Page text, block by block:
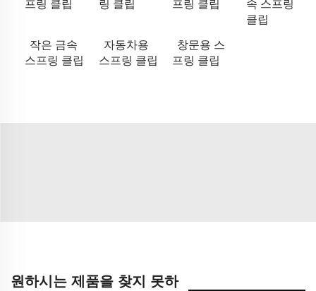
프링 클립
링 클립
프링 클립
속 스프링
클립
작은 금속
스프링 클립
자동차용
스프링 클립
창문용 스
프링 클립
원하시는 제품을 찾지 못하